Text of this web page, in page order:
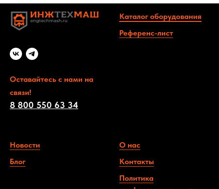
Оставайтесь с нами на
связи!
8 800 550 63 34
Каталог оборудования
Референс-лист
Новости
Блог
О нас
Контакты
Политика